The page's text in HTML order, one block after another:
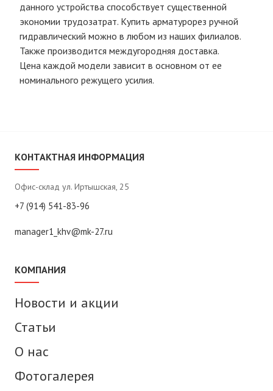
данного устройства способствует существенной
экономии трудозатрат. Купить арматурорез ручной
гидравлический можно в любом из наших филиалов.
Также производится междугородняя доставка.
Цена каждой модели зависит в основном от ее
номинального режущего усилия.
КОНТАКТНАЯ ИНФОРМАЦИЯ
Офис-склад ул. Иртышская, 25
+7 (914) 541-83-96
manager1_khv@mk-27.ru
КОМПАНИЯ
Новости и акции
Статьи
О нас
Фотогалерея